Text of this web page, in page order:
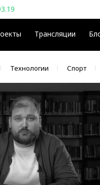
Трансляции
Технологии Спорт